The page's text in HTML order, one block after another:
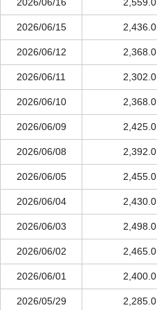
2026/06/15 2,436.0
2026/06/12 2,368.0
2026/06/11 2,302.0
2026/06/10 2,368.0
2026/06/09 2,425.0
2026/06/08 2,392.0
2026/06/05 2,455.0
2026/06/04 2,430.0
2026/06/03 2,498.0
2026/06/02 2,465.0
2026/06/01 2,400.0
2026/05/29 2,285.0